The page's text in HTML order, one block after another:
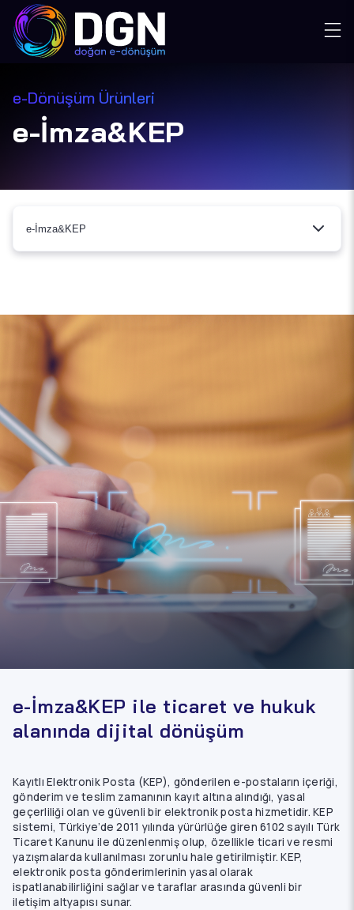
e-Dönüşüm Ürünleri
e-İmza&KEP
e-İmza&KEP
e-İmza&KEP ile ticaret ve hukuk
alanında dijital dönüşüm
Kayıtlı Elektronik Posta (KEP), gönderilen e-postaların içeriği,
gönderim ve teslim zamanının kayıt altına alındığı, yasal
geçerliliği olan ve güvenli bir elektronik posta hizmetidir. KEP
sistemi, Türkiye’de 2011 yılında yürürlüğe giren 6102 sayılı Türk
Ticaret Kanunu ile düzenlenmiş olup, özellikle ticari ve resmi
yazışmalarda kullanılması zorunlu hale getirilmiştir. KEP,
elektronik posta gönderimlerinin yasal olarak
ispatlanabilirliğini sağlar ve taraflar arasında güvenli bir
iletişim altyapısı sunar.